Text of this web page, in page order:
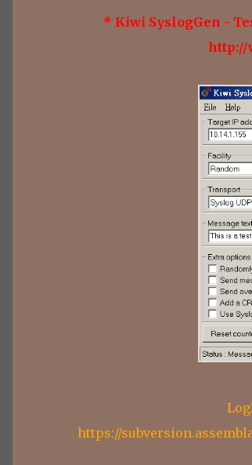
* Kiwi SyslogGen -
http://
https://